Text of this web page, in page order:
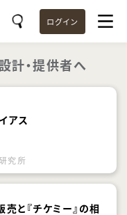
ログイン
計・提供者へ
アス
究所
と『チケミー』の相